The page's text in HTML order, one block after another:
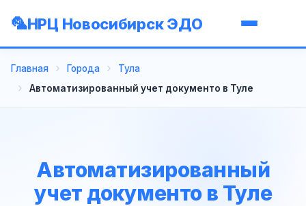
НРЦ Новосибирск ЭДО
Главная Города
Тула
Автоматизированный учет документо в Туле
Автоматизированный
учет документо в Туле